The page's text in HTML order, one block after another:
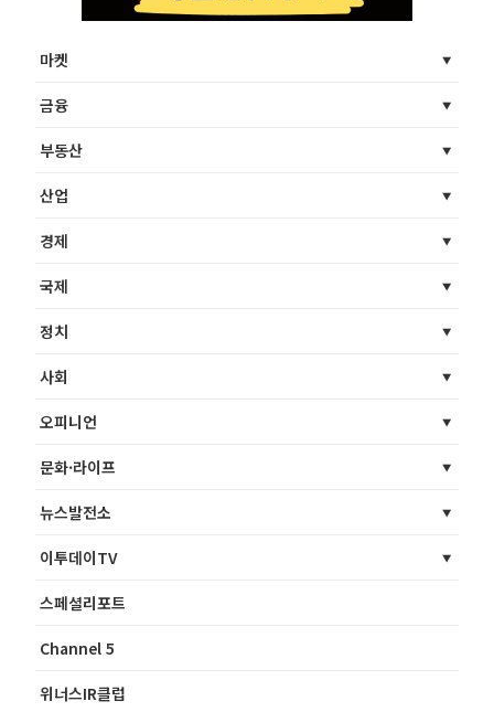
마켓
금융
부동산
산업
경제
국제
정치
사회
오피니언
문화·라이프
뉴스발전소
이투데이TV
스페셜리포트
Channel 5
위너스IR클럽